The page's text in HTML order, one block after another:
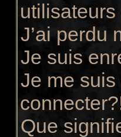
J’ai perdu
Je suis
Je me
Que